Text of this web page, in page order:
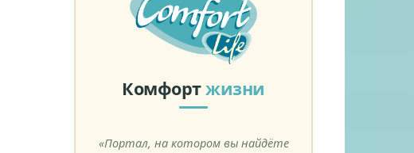
Комфортжизни
«Портал, на котором вы найдёте